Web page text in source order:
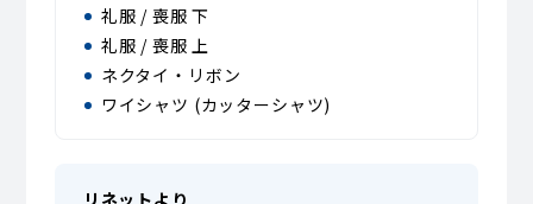
礼服 / 喪服 下
礼服 / 喪服 上
ネクタイ・リボン
ワイシャツ (カッターシャツ)